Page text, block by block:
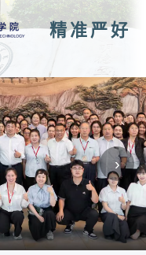
精准严好
›